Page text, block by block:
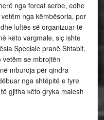
nga forcat serbe, edhe
nga këmbësoria, por
luftës së organizuar të
këto vargmale, siç ishte
Speciale pranë Shtabit,
vetëm se mbrojtën
mburoja për qindra
nga shtëpitë e tyre
gjitha këto gryka malesh